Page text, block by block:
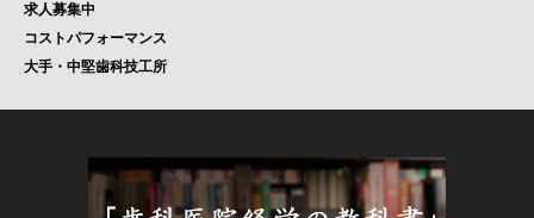
求人募集中
コストパフォーマンス
大手・中堅歯科技工所